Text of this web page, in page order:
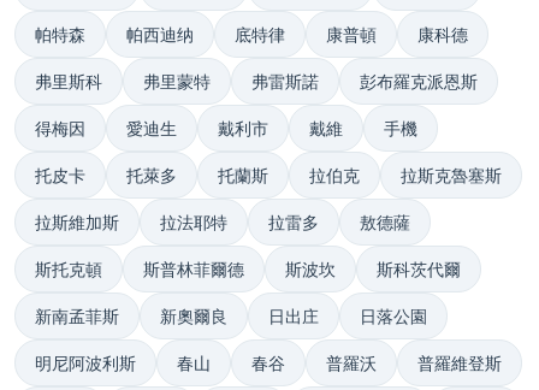
帕特森 帕西迪纳 底特律 康普頓 康科德
弗里斯科 弗里蒙特 弗雷斯諾 彭布羅克派恩斯
得梅因 愛迪生 戴利市 戴維 手機
托皮卡 托萊多 托蘭斯 拉伯克 拉斯克魯塞斯
拉斯維加斯 拉法耶特 拉雷多 敖德薩
斯托克頓 斯普林菲爾德 斯波坎 斯科茨代爾
新南孟菲斯 新奧爾良 日出庄 日落公園
明尼阿波利斯 春山 春谷 普羅沃 普羅維登斯